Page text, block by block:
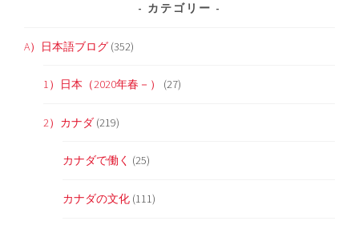
カテゴリー
A）日本語ブログ (352)
1）日本（2020年春－） (27)
2）カナダ (219)
カナダで働く (25)
カナダの文化 (111)